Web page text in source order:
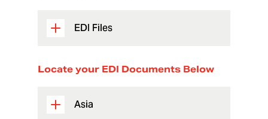
EDI Files
Locate your EDI Documents Below
Asia